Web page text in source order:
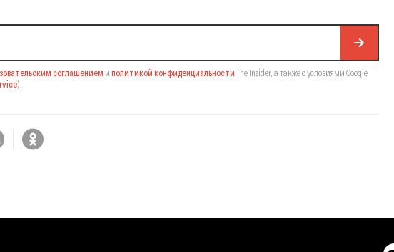
соглашением и политикой конфиденциальности The Insider, а также с условиями Google
).